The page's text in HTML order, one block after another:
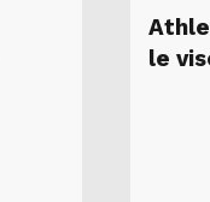
le